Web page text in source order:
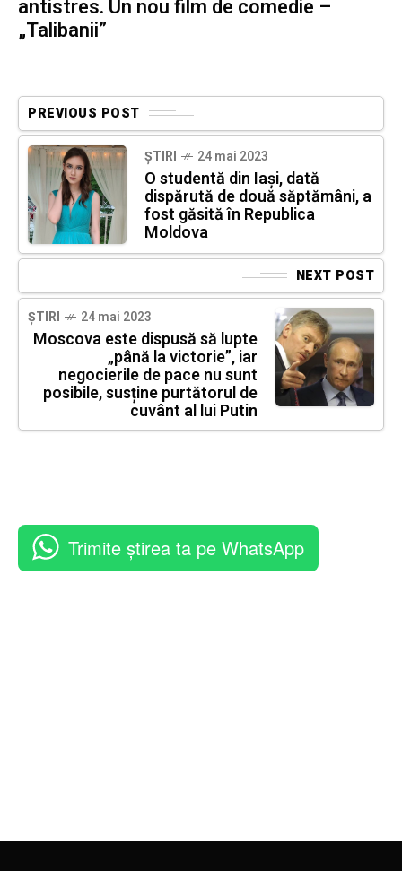
antistres. Un nou film de comedie –
„Talibanii”
PREVIOUS POST
ȘTIRI 24 mai 2023
O studentă din Iași, dată
dispărută de două săptămâni, a
fost găsită în Republica
Moldova
NEXT POST
ȘTIRI 24 mai 2023
Moscova este dispusă să lupte
„până la victorie”, iar
negocierile de pace nu sunt
posibile, susține purtătorul de
cuvânt al lui Putin
Trimite știrea ta pe WhatsApp